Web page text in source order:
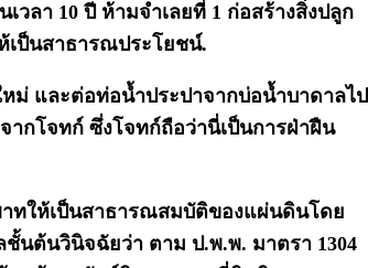
วลา 10 ปี ห้ามจำเลยที่ 1 ก่อสร้างสิ่งปลูก
เป็นสาธารณประโยชน์.
ม่ และต่อท่อน้ำประปาจากบ่อน้ำบาดาลไป
กโจทก์ ซึ่งโจทก์ถือว่านี่เป็นการฝ่าฝืน
ทให้เป็นสาธารณสมบัติของแผ่นดินโดย
นต้นวินิจฉัยว่า ตาม ป.พ.พ. มาตรา 1304